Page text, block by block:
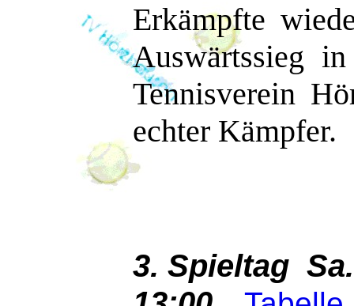
Erkämpfte
Auswärtssieg
Tennisverein
echter Kämpfer.
3. Spieltag